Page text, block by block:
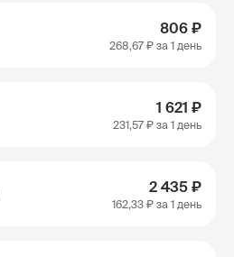
806 ₽
268,67 ₽ за 1 день
1 621 ₽
231,57 ₽ за 1 день
2 435 ₽
162,33 ₽ за 1 день